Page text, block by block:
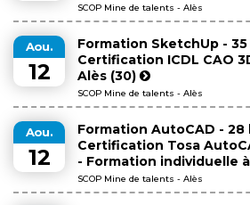
SCOP Mine de talents - Alès
Aou.
12
Formation SketchUp -
Certification ICDL CAO
Alès (30)
SCOP Mine de talents - Alès
Aou.
12
Formation AutoCAD - 28
Certification Tosa
- Formation individuelle
SCOP Mine de talents - Alès